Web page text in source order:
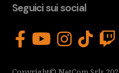
Seguici sui social